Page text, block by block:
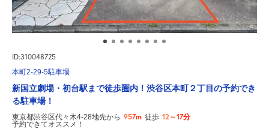
ID:310048725
本町2-29-5駐車場
新国立劇場・初台駅まで徒歩圏内！渋谷区本町２丁目の予約でき
る駐車場！
東京都渋谷区代々木4-28地先から 957m 徒歩 12～17分
予約できてオススメ！